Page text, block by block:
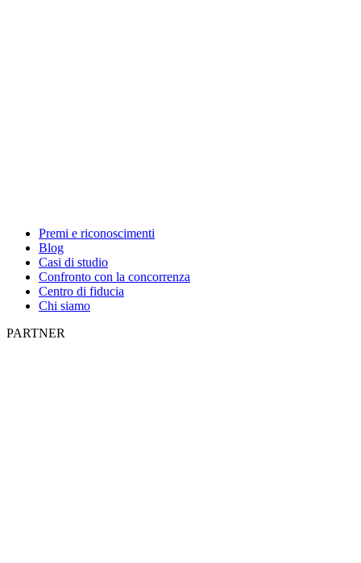
Premi e riconoscimenti
Blog
Casi di studio
Confronto con la concorrenza
Centro di fiducia
Chi siamo
PARTNER